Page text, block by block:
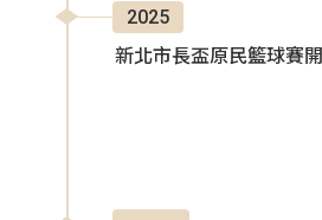
2025
新北市長盃原民籃球賽